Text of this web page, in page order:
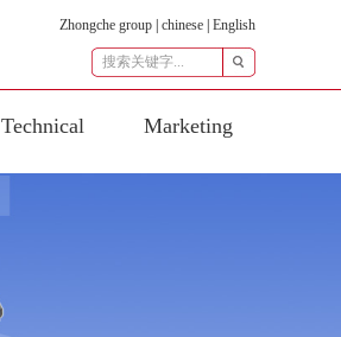
Zhongche group chinese English
Technical Marketing